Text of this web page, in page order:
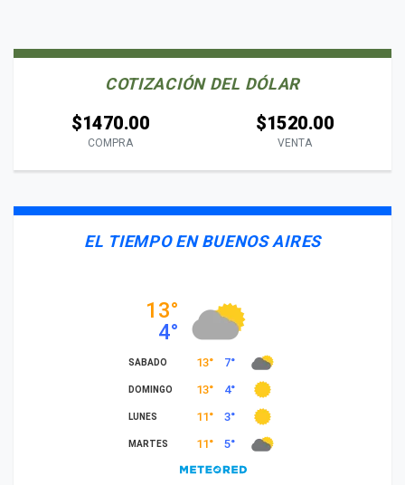
COTIZACIÓN DEL DÓLAR
$1470.00
COMPRA
$1520.00
VENTA
EL TIEMPO EN BUENOS AIRES